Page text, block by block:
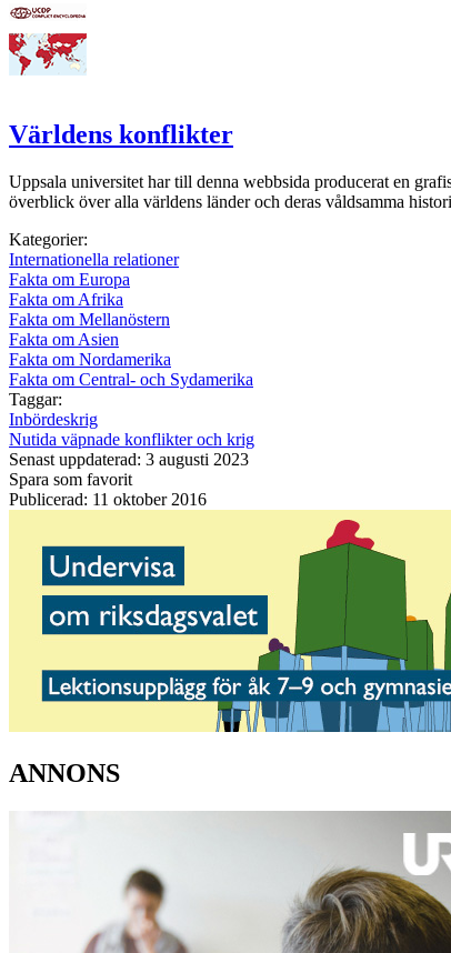
Världens konflikter
Uppsala universitet har till denna webbsida producerat en
överblick över alla världens länder och deras våldsamma
Kategorier:
Internationella relationer
Fakta om Europa
Fakta om Afrika
Fakta om Mellanöstern
Fakta om Asien
Fakta om Nordamerika
Fakta om Central- och Sydamerika
Taggar:
Inbördeskrig
Nutida väpnade konflikter och krig
Senast uppdaterad: 3 augusti 2023
Spara som favorit
Publicerad: 11 oktober 2016
ANNONS